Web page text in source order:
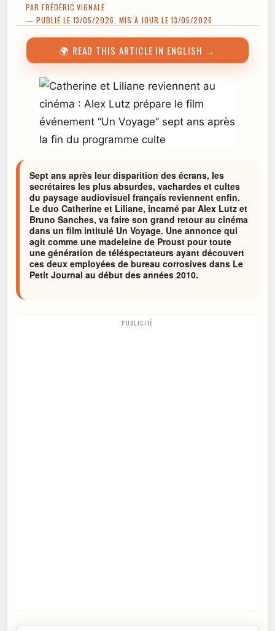
PAR FRÉDÉRIC VIGNALE
— PUBLIÉ LE 13/05/2026, MIS À JOUR LE 13/05/2026
🌍 READ THIS ARTICLE IN ENGLISH →
Sept ans après leur disparition des écrans, les
secrétaires les plus absurdes, vachardes et cultes
du paysage audiovisuel français reviennent enfin.
Le duo Catherine et Liliane, incarné par Alex Lutz et
Bruno Sanches, va faire son grand retour au cinéma
dans un film intitulé Un Voyage. Une annonce qui
agit comme une madeleine de Proust pour toute
une génération de téléspectateurs ayant découvert
ces deux employées de bureau corrosives dans Le
Petit Journal au début des années 2010.
PUBLICITÉ